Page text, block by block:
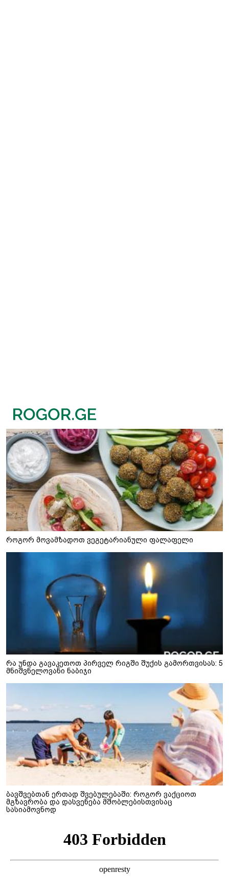
როგორ მოვამზადოთ ვეგეტარიანული ფალაფელი
რა უნდა გავაკეთოთ პირველ რიგში შუქის გამორთვისას: 5
მნიშვნელოვანი ნაბიჯი
ბავშვებთან ერთად შვებულებაში: როგორ ვაქციოთ
მგზავრობა და დასვენება მშობლებისთვისაც
სასიამოვნოდ